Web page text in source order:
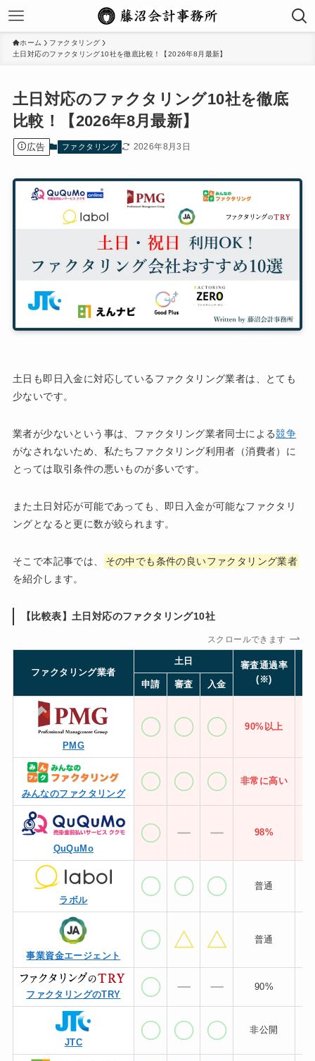
ホーム
ファクタリング
土日対応のファクタリング10社を徹底比較！【2026年8月最新】
土日対応のファクタリング10社を徹底
比較！【2026年8月最新】
広告 ファクタリング 2026年8月3日
土日も即日入金に対応しているファクタリング業者は、とても
少ないです。
業者が少ないという事は、ファクタリング業者同士による競争
がなされないため、私たちファクタリング利用者（消費者）に
とっては取引条件の悪いものが多いです。
また土日対応が可能であっても、即日入金が可能なファクタリ
ングとなると更に数が絞られます。
そこで本記事では、
その中でも条件の良いファクタリング業者
を紹介します。
【比較表】 土日対応のファクタリング10社
スクロールできます
ファクタリング業者
土日
審査通過率
(※)
申請
審査 入金
PMG
90%以上
みんなのファクタリング
非常に高い
QuQuMo
98%
ラボル
普通
事業資金エージェント
普通
ファクタリングのTRY
90%
JTC
非公開